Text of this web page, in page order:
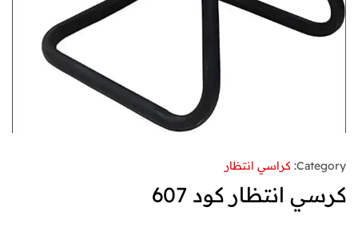
Category: كراسي انتظار
كرسي انتظار كود 607